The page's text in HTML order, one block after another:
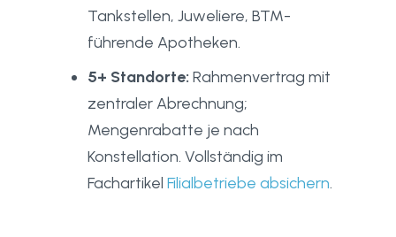
Tankstellen, Juweliere, BTM-
führende Apotheken.
5+ Standorte: Rahmenvertrag mit
zentraler Abrechnung;
Mengenrabatte je nach
Konstellation. Vollständig im
Fachartikel Filialbetriebe absichern.